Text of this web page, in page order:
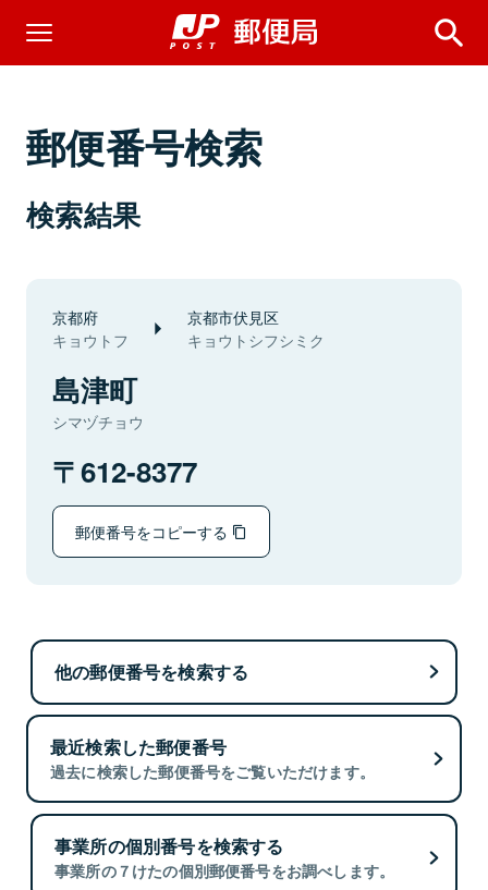
郵便番号検索
検索結果
京都府
キョウトフ
京都市伏見区
キョウトシフシミク
島津町
シマヅチョウ
612-8377
郵便番号をコピーする
他の郵便番号を検索する
最近検索した郵便番号
過去に検索した郵便番号をご覧いただけます。
事業所の個別番号を検索する
事業所の７けたの個別郵便番号をお調べします。